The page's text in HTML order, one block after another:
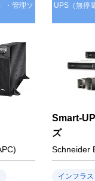
・管理ソ
UPS（無停
Smart-
ズ
Schneider
インフラ